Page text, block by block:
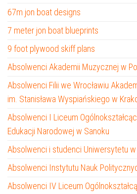
67m jon boat designs
7 meter jon boat blueprints
9 foot plywood skiff plans
Absolwenci Akademii Muzycznej w
Absolwenci Filii we Wrocławiu
im. Stanisława Wyspiańskiego w
Absolwenci I Liceum
Edukacji Narodowej w Sanoku
Absolwenci i studenci Uniwersytetu w
Absolwenci Instytutu Nauk
Absolwenci IV Liceum